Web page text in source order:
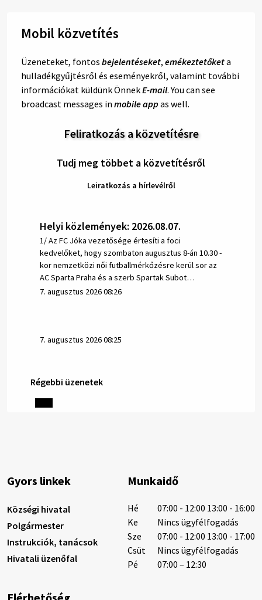
Mobil közvetítés
Üzeneteket, fontos bejelentéseket, emékeztetőketa
hulladékgyűjtésről és eseményekről, valamint további
információkat küldünk ÖnnekE-mail. You can see
broadcast messages in mobile app as well.
Feliratkozás a közvetítésre
Tudj meg többet a közvetítésről
Leiratkozás a hírlevélről
Helyi közlemények: 2026.08.07.
1/ Az FC Jóka vezetősége értesíti a foci
kedvelőket, hogy szombaton augusztus 8-án 10.30 -
kor nemzetközi női futballmérkőzésre kerül sor az
AC Sparta Praha és a szerb Spartak Subot…
7. augusztus 2026 08:26
7. augusztus 2026 08:25
Helyi közlemények: 2026.08.06.
1/ AZ IVÓVÍZ NEM MAGÁTÓL ÉRTETŐDŐ. A tartós
Helyi közlemények: 2026.08.05.
Gyászhirdetés: 2026.08.05. 1/ Tisztelt Lakosság!
temetési szertartás 2026. augusztus …
Régebbi üzenetek
Gyors linkek
Községi hivatal
Polgármester
Instrukciók, tanácsok
Hivatali üzenőfal
Munkaidő
Hé
07:00 - 12:00 13:00 - 16:00
Ke
Nincs ügyfélfogadás
Sze
07:00 - 12:00 13:00 - 17:00
Csüt
Nincs ügyfélfogadás
Pé
07:00 – 12:30